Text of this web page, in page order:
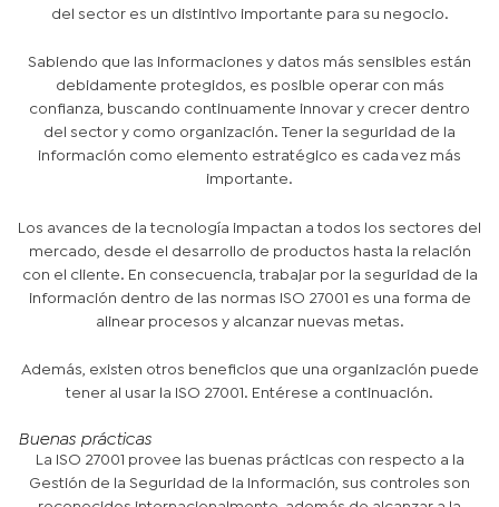
del sector es un distintivo importante para su negocio.
Sabiendo que las informaciones y datos más sensibles están
debidamente protegidos, es posible operar con más
confianza, buscando continuamente innovar y crecer dentro
del sector y como organización. Tener la seguridad de la
información como elemento estratégico es cada vez más
importante.
Los avances de la tecnología impactan a todos los sectores del
mercado, desde el desarrollo de productos hasta la relación
con el cliente. En consecuencia, trabajar por la seguridad de la
información dentro de las normas ISO 27001 es una forma de
alinear procesos y alcanzar nuevas metas.
Además, existen otros beneficios que una organización puede
tener al usar la ISO 27001. Entérese a continuación.
Buenas prácticas
La ISO 27001 provee las buenas prácticas con respecto a la
Gestión de la Seguridad de la Información, sus controles son